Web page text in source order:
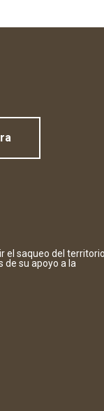
el saqueo del territorio
de su apoyo a la